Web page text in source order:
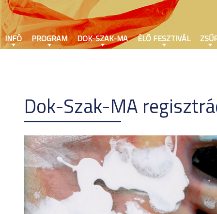
Dok-Szak-MA
INFÓ PROGRAM DOK-SZAK-MA ÉLŐ FESZTIVÁL